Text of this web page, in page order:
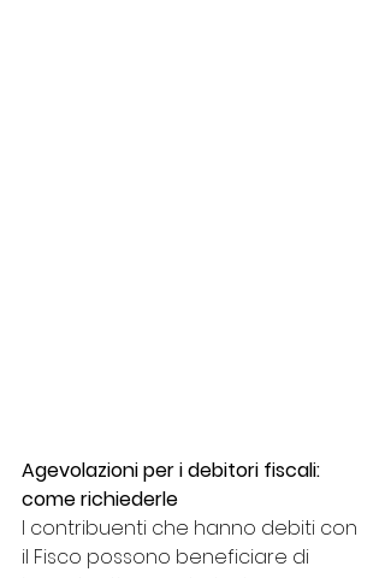
Agevolazioni per i debitori fiscali:
come richiederle
I contribuenti che hanno debiti con
il Fisco possono beneficiare di